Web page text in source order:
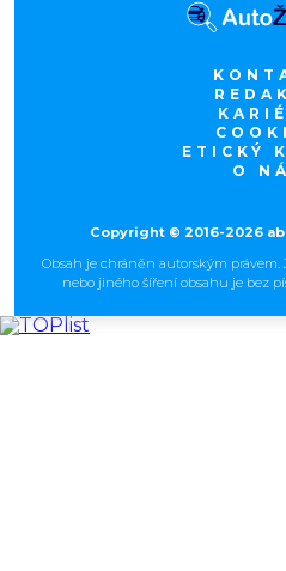
ETICKÝ
O
Copyright © 2016-2026
Obsah je chráněn autorským
nebo jiného šíření obsahu je bez